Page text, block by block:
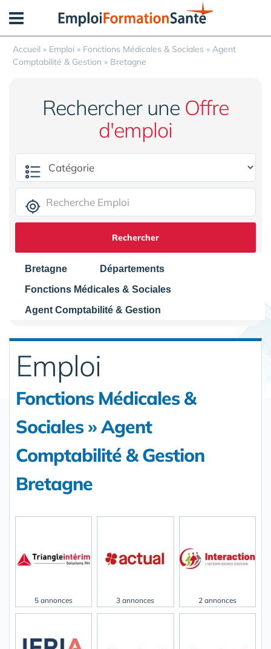
Accueil » Emploi » Fonctions Médicales & Sociales » Agent
Comptabilité & Gestion » Bretagne
Rechercher une Offre
d'emploi
Rechercher
Bretagne
Départements
Fonctions Médicales & Sociales
Agent Comptabilité & Gestion
Emploi
Fonctions Médicales &
Sociales » Agent
Comptabilité & Gestion
Bretagne
5 annonces 3 annonces 2 annonces